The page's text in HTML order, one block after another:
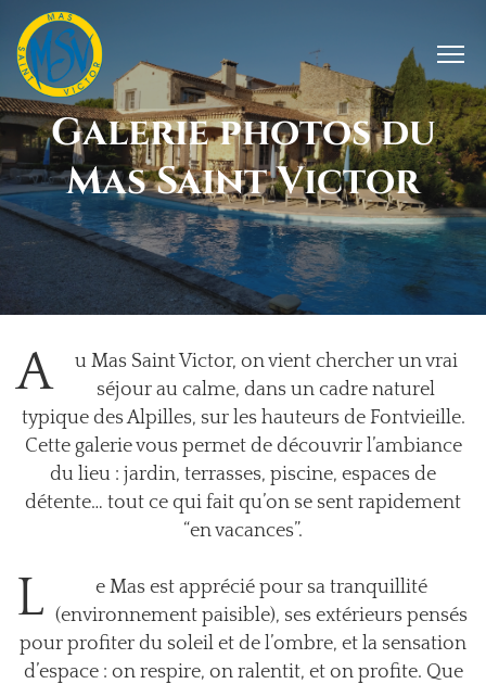
Galerie photos du
Mas Saint Victor
A
u Mas Saint Victor, on vient chercher un vrai
séjour au calme, dans un cadre naturel
typique des Alpilles, sur les hauteurs de Fontvieille.
Cette galerie vous permet de découvrir l’ambiance
du lieu : jardin, terrasses, piscine, espaces de
détente… tout ce qui fait qu’on se sent rapidement
“en vacances”.
L
e Mas est apprécié pour sa tranquillité
(environnement paisible), ses extérieurs pensés
pour profiter du soleil et de l’ombre, et la sensation
d’espace : on respire, on ralentit, et on profite. Que